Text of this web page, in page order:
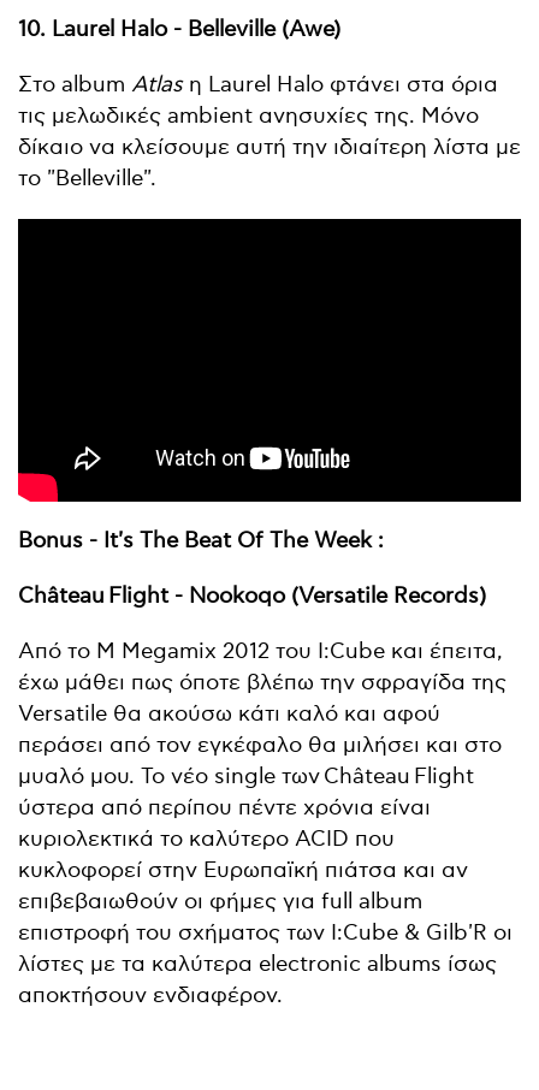
10. Laurel Halo - Belleville (Awe)
Στο album Atlasη Laurel Halo φτάνει στα όρια
τις μελωδικές ambient ανησυχίες της. Μόνο
δίκαιο να κλείσουμε αυτή την ιδιαίτερη λίστα με
το "Belleville".
Bonus - It's The Beat Of The Week :
Château Flight - Nookoqo (Versatile Records)
Από το M Megamix 2012 του I:Cube και έπειτα,
έχω μάθει πως όποτε βλέπω την σφραγίδα της
Versatile θα ακούσω κάτι καλό και αφού
περάσει από τον εγκέφαλο θα μιλήσει και στο
μυαλό μου. To νέο single των Château Flight
ύστερα από περίπου πέντε χρόνια είναι
κυριολεκτικά το καλύτερο ACID που
κυκλοφορεί στην Ευρωπαϊκή πιάτσα και αν
επιβεβαιωθούν οι φήμες για full album
επιστροφή του σχήματος των I:Cube & Gilb'R οι
λίστες με τα καλύτερα electronic albums ίσως
αποκτήσουν ενδιαφέρον.